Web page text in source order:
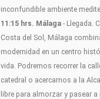
inconfundible ambiente
11:15 hrs. Málaga - Llegada.
Costa del Sol, Málaga
modernidad en un centro
vida. Podremos recorrer la
catedral o acercarnos a la
libre para almorzar y pasear